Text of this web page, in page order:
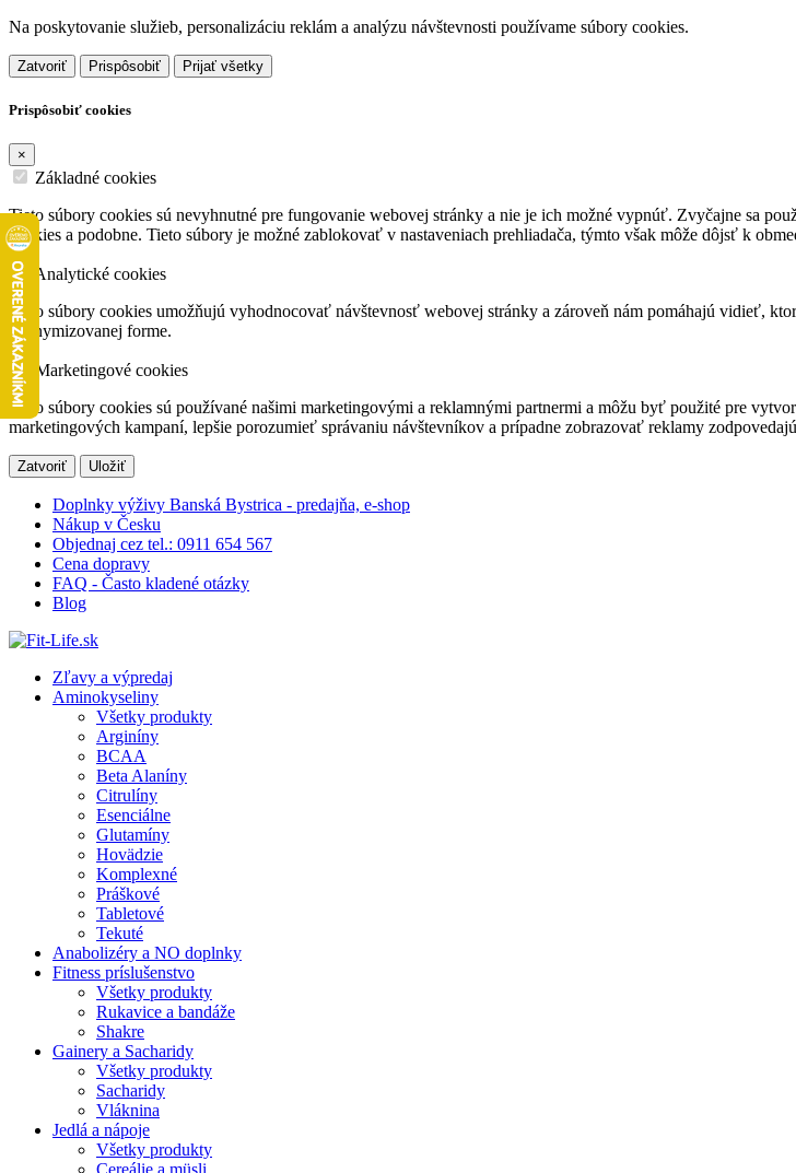
Na poskytovanie služieb, personalizáciu reklám a analýzu návštevnosti používame súbory cookies.
Zatvoriť Prispôsobiť Prijať všetky
Prispôsobiť cookies
×
Základné cookies
Tieto súbory cookies sú nevyhnutné pre fungovanie webovej stránky a nie je ich možné vypnúť. Zvyčajne sa
cookies a podobne. Tieto súbory je možné zablokovať v nastaveniach prehliadača, týmto však môže dôjsť k
Analytické cookies
Tieto súbory cookies umožňujú vyhodnocovať návštevnosť webovej stránky a zároveň nám pomáhajú vidieť,
anonymizovanej forme.
Marketingové cookies
Tieto súbory cookies sú používané našimi marketingovými a reklamnými partnermi a môžu byť použité pre
marketingových kampaní, lepšie porozumieť správaniu návštevníkov a prípadne zobrazovať reklamy
Zatvoriť Uložiť
Doplnky výživy Banská Bystrica - predajňa, e-shop
Nákup v Česku
Objednaj cez tel.: 0911 654 567
Cena dopravy
FAQ - Často kladené otázky
Blog
Zľavy a výpredaj
Aminokyseliny
Všetky produkty
Arginíny
BCAA
Beta Alaníny
Citrulíny
Esenciálne
Glutamíny
Hovädzie
Komplexné
Práškové
Tabletové
Tekuté
Anabolizéry a NO doplnky
Fitness príslušenstvo
Všetky produkty
Rukavice a bandáže
Shakre
Gainery a Sacharidy
Všetky produkty
Sacharidy
Vláknina
Jedlá a nápoje
Všetky produkty